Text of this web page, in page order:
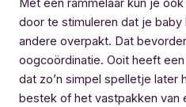
Met een rammelaar kun je
door te stimuleren dat je baby
andere overpakt. Dat
oogcoördinatie. Ooit heeft
dat zo’n simpel spelletje later
bestek of het vastpakken van